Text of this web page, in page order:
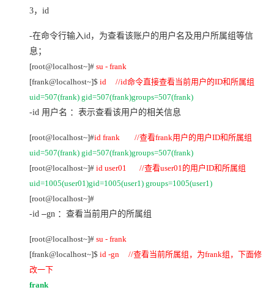
3， id
-在命令行输入id，为查看该账户的用户名及用户所属组等信
息；
[root@localhost~]# su - frank
[frank@localhost~]$ id //id命令直接查看当前用户的ID和所属组
uid=507(frank) gid=507(frank)groups=507(frank)
-id 用户名 ：表示查看该用户的相关信息
[root@localhost~]#id frank //查看frank用户的用户ID和所属组
uid=507(frank) gid=507(frank)groups=507(frank)
[root@localhost~]# id user01 //查看user01的用户ID和所属组
uid=1005(user01)gid=1005(user1) groups=1005(user1)
[root@localhost~]#
-id –gn ：查看当前用户的所属组
[root@localhost~]# su - frank
[frank@localhost~]$ id -gn //查看当前所属组，为frank组，下面修
改一下
frank